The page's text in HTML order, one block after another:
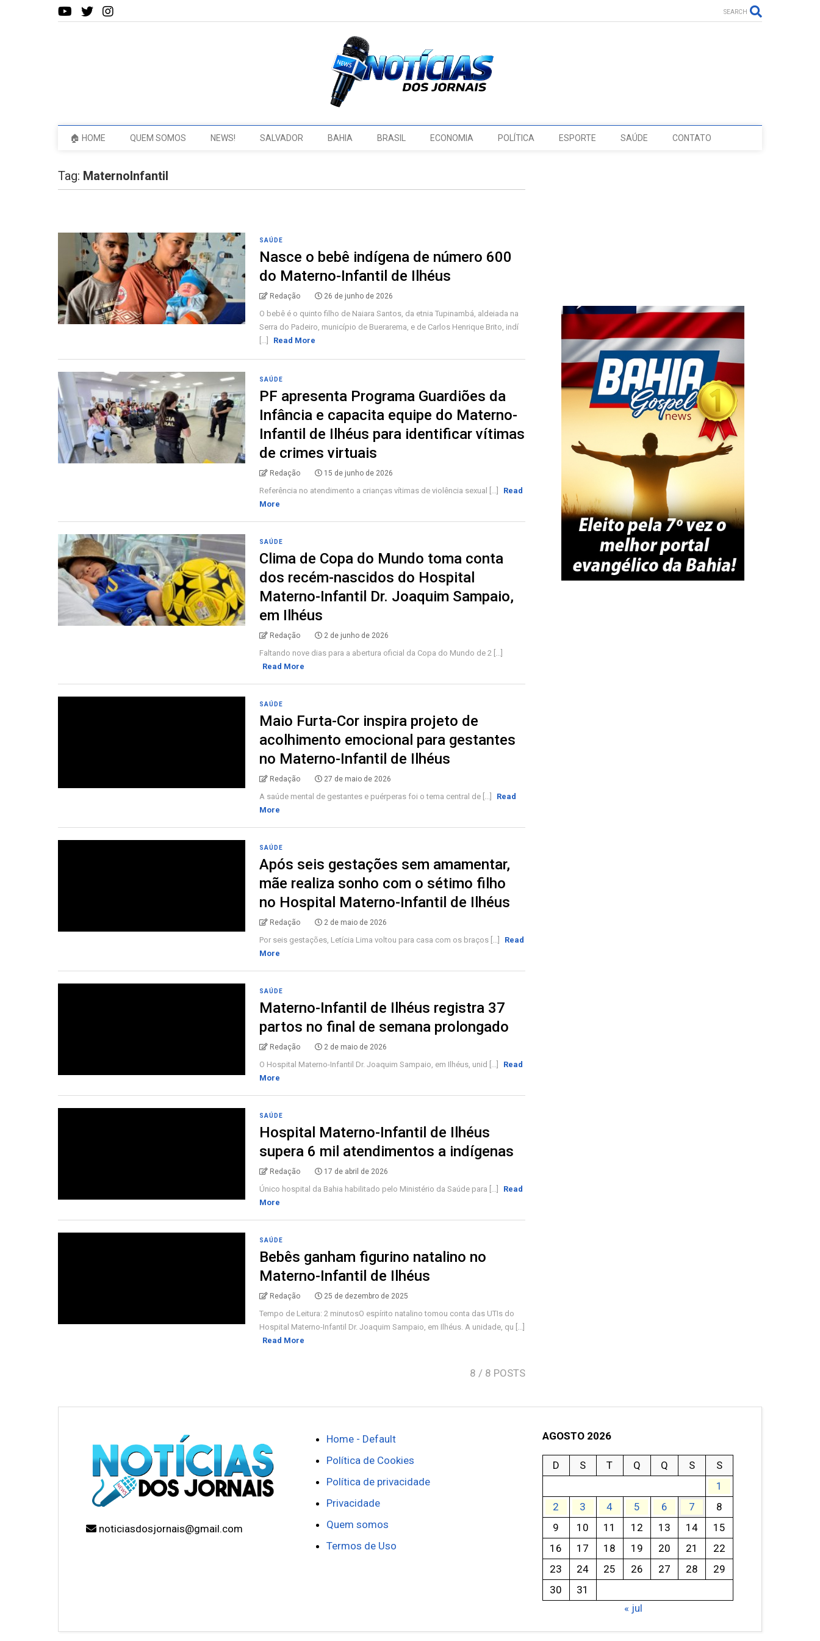
SEARCH
🏠 HOME QUEM SOMOS NEWS! SALVADOR BAHIA BRASIL ECONOMIA POLÍTICA ESPORTE SAÚDE CONTATO
Tag: MaternoInfantil
SAÚDE
Nasce o bebê indígena de número 600
do Materno-Infantil de Ilhéus
Redação 26 de junho de 2026
O bebê é o quinto filho de Naiara Santos, da etnia Tupinambá, aldeiada na
Serra do Padeiro, município de Buerarema, e de Carlos Henrique Brito, indí
[...]
Read More
SAÚDE
PF apresenta Programa Guardiões da
Infância e capacita equipe do Materno-
Infantil de Ilhéus para identificar vítimas
de crimes virtuais
Redação 15 de junho de 2026
Referência no atendimento a crianças vítimas de violência sexual [...]
Read
More
SAÚDE
Clima de Copa do Mundo toma conta
dos recém-nascidos do Hospital
Materno-Infantil Dr. Joaquim Sampaio,
em Ilhéus
Redação 2 de junho de 2026
Faltando nove dias para a abertura oficial da Copa do Mundo de 2 [...]
Read More
SAÚDE
Maio Furta-Cor inspira projeto de
acolhimento emocional para gestantes
no Materno-Infantil de Ilhéus
Redação 27 de maio de 2026
A saúde mental de gestantes e puérperas foi o tema central de [...]
Read
More
SAÚDE
Após seis gestações sem amamentar,
mãe realiza sonho com o sétimo filho
no Hospital Materno-Infantil de Ilhéus
Redação 2 de maio de 2026
Por seis gestações, Letícia Lima voltou para casa com os braços [...]
Read
More
SAÚDE
Materno-Infantil de Ilhéus registra 37
partos no final de semana prolongado
Redação 2 de maio de 2026
O Hospital Materno-Infantil Dr. Joaquim Sampaio, em Ilhéus, unid [...]
Read
More
SAÚDE
Hospital Materno-Infantil de Ilhéus
supera 6 mil atendimentos a indígenas
Redação 17 de abril de 2026
Único hospital da Bahia habilitado pelo Ministério da Saúde para [...]
Read
More
SAÚDE
Bebês ganham figurino natalino no
Materno-Infantil de Ilhéus
Redação 25 de dezembro de 2025
Tempo de Leitura: 2 minutosO espírito natalino tomou conta das UTIs do
Hospital Materno-Infantil Dr. Joaquim Sampaio, em Ilhéus. A unidade, qu [...]
Read More
8 / 8 POSTS
noticiasdosjornais@gmail.com
Home - Default
Política de Cookies
Política de privacidade
Privacidade
Quem somos
Termos de Uso
AGOSTO 2026
D S T Q Q S
S
1
2
3 4 5 6 7
8
9
10 11 12 13 14
15
16
17 18 19 20 21
22
23
24 25 26 27 28
29
30
31
« jul